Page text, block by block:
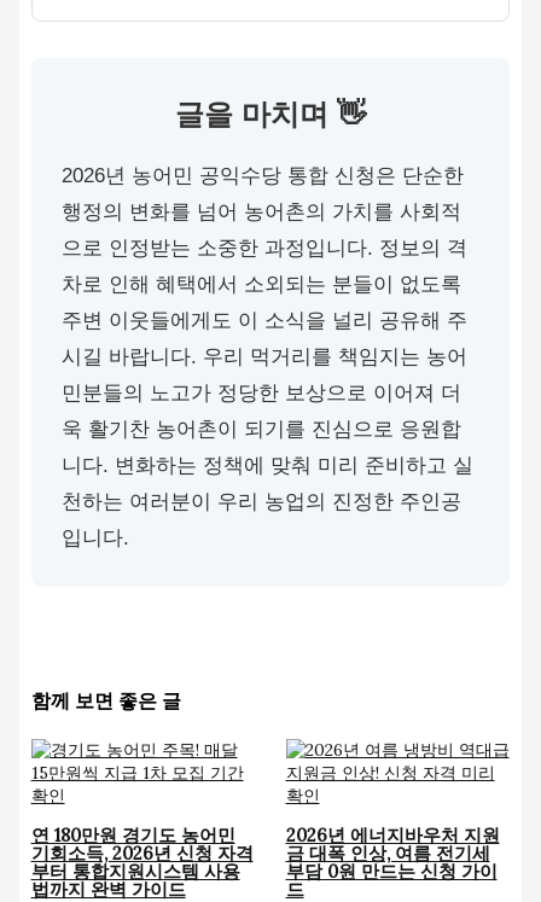
글을 마치며 👋
2026년 농어민 공익수당 통합 신청은 단순한
행정의 변화를 넘어 농어촌의 가치를 사회적
으로 인정받는 소중한 과정입니다. 정보의 격
차로 인해 혜택에서 소외되는 분들이 없도록
주변 이웃들에게도 이 소식을 널리 공유해 주
시길 바랍니다. 우리 먹거리를 책임지는 농어
민분들의 노고가 정당한 보상으로 이어져 더
욱 활기찬 농어촌이 되기를 진심으로 응원합
니다. 변화하는 정책에 맞춰 미리 준비하고 실
천하는 여러분이 우리 농업의 진정한 주인공
입니다.
함께 보면 좋은 글
연 180만원 경기도 농어민
기회소득, 2026년 신청 자격
부터 통합지원시스템 사용
법까지 완벽 가이드
2026년 에너지바우처 지원
금 대폭 인상, 여름 전기세
부담 0원 만드는 신청 가이
드